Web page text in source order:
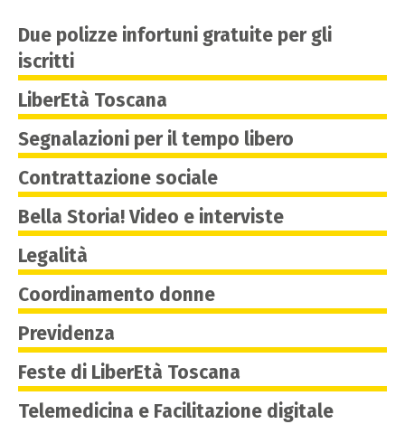
Due polizze infortuni gratuite per gli
iscritti
LiberEtà Toscana
Segnalazioni per il tempo libero
Contrattazione sociale
Bella Storia! Video e interviste
Legalità
Coordinamento donne
Previdenza
Feste di LiberEtà Toscana
Telemedicina e Facilitazione digitale